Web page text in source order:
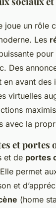
joue un rôle
Les
pour
Des
en avant des
virtuelles
avec la
et portes
et de portes
permet
et
(home